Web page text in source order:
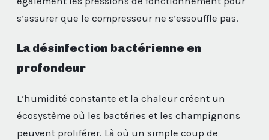
s’assurer que le compresseur ne s’essouffle pas.
La désinfection bactérienne en
profondeur
L’humidité constante et la chaleur créent un
écosystème où les bactéries et les champignons
peuvent proliférer. Là où un simple coup de